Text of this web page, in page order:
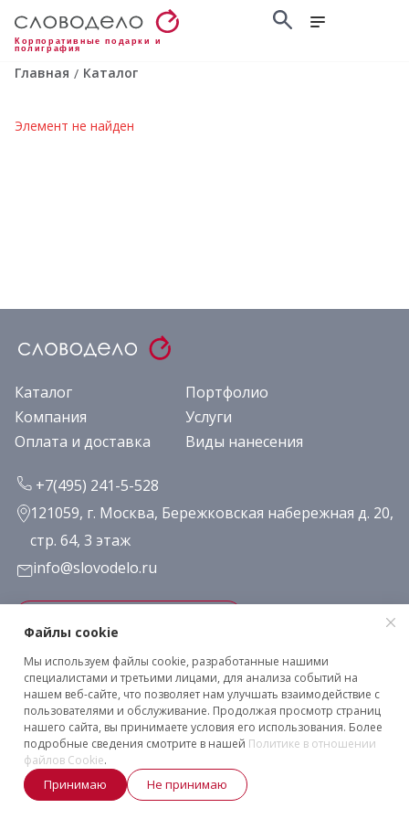
Корпоративные подарки и
полиграфия
Главная / Каталог
Элемент не найден
Каталог
Портфолио
Компания
Услуги
Оплата и доставка
Виды нанесения
+7(495) 241-5-528
121059, г. Москва, Бережковская набережная д. 20,
стр. 64, 3 этаж
info@slovodelo.ru
Заказать звонок
Подписаться на рассылку
Клиентское соглашение
Политика конфиденциальности
2026 © «Словодело». Все права защищены
Файлы cookie
Мы используем файлы cookie, разработанные нашими
специалистами и третьими лицами, для анализа событий на
нашем веб-сайте, что позволяет нам улучшать взаимодействие с
пользователями и обслуживание. Продолжая просмотр страниц
нашего сайта, вы принимаете условия его использования. Более
подробные сведения смотрите в нашей Политике в отношении
файлов Cookie.
Принимаю Не принимаю